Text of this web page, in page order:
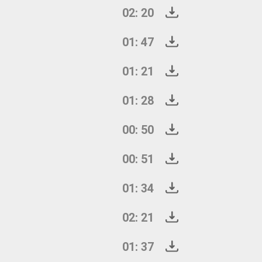
02: 20
01: 47
01: 21
01: 28
00: 50
00: 51
01: 34
02: 21
01: 37